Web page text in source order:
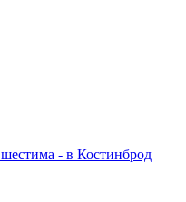
- в Костинброд